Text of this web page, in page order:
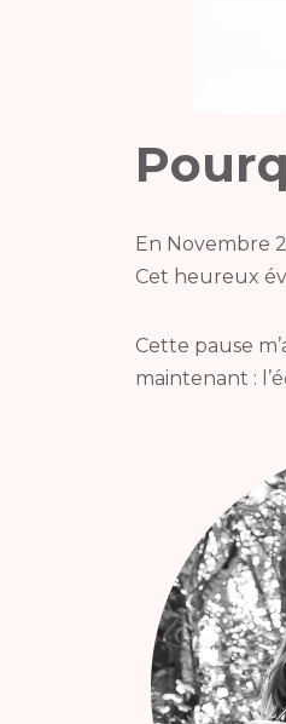
En Novembre
Cet heureux
Cette pause
maintenant :